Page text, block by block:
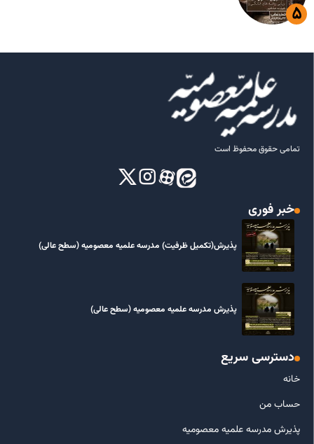
تمامی حقوق محفوظ است
خبر فوری
پذیرش(تکمیل ظرفیت) مدرسه علمیه معصومیه‌ (سطح عالی)
پذیرش مدرسه علمیه معصومیه‌ (سطح عالی)
دسترسی سریع
خانه
حساب من
پذیرش مدرسه علمیه معصومیه